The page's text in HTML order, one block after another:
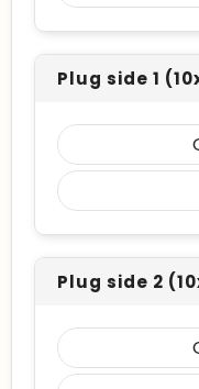
Plug side 1
Plug side 2